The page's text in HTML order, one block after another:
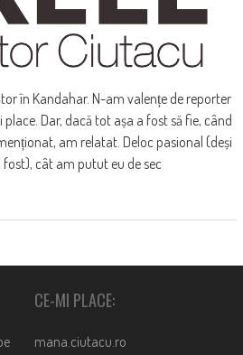
în Kandahar. N-am valențe de reporter
Dar, dacă tot așa a fost să fie, când
am relatat. Deloc pasional (deși
cât am putut eu de sec
CE-MI PLACE:
mana.ciutacu.ro